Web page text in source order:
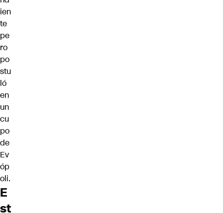
ien
te
pe
ro
po
stu
ló
en
un
cu
po
de
Ev
óp
oli.
E
st